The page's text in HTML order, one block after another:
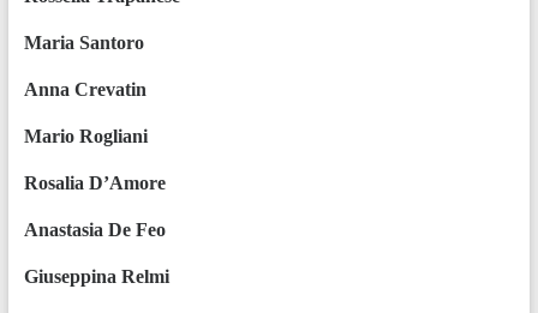
Maria Santoro
Anna Crevatin
Mario Rogliani
Rosalia D’Amore
Anastasia De Feo
Giuseppina Relmi